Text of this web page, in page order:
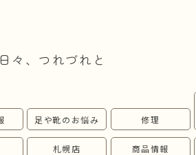
日々、つれづれと
足や靴のお悩み 修理
札幌店 商品情報